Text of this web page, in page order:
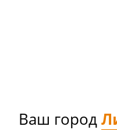
Ваш город